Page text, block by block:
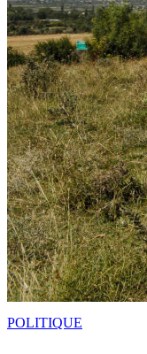
POLITIQUE